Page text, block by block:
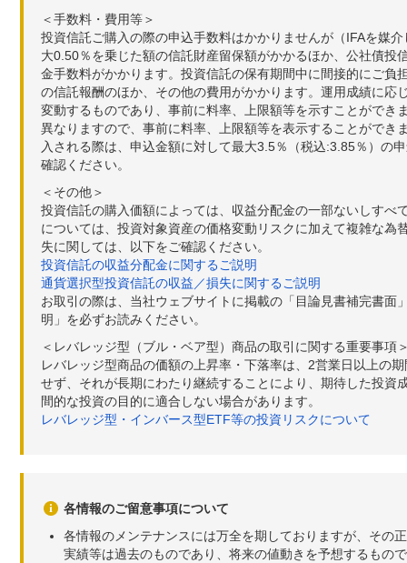
＜手数料・費用等＞
投資信託ご購入の際の申込手数料はかかりませんが（IFAを媒
大0.50％を乗じた額の信託財産留保額がかかるほか、公社債
金手数料がかかります。投資信託の保有期間中に間接的にご
の信託報酬のほか、その他の費用がかかります。運用成績に
変動するものであり、事前に料率、上限額等を示すことがで
異なりますので、事前に料率、上限額等を表示することがで
入される際は、申込金額に対して最大3.5％（税込:3.85％）の
確認ください。
＜その他＞
投資信託の購入価額によっては、収益分配金の一部ないしす
については、投資対象資産の価格変動リスクに加えて複雑な
失に関しては、以下をご確認ください。
投資信託の収益分配金に関するご説明
通貨選択型投資信託の収益／損失に関するご説明
お取引の際は、当社ウェブサイトに掲載の「目論見書補完書
明」を必ずお読みください。
＜レバレッジ型（ブル・ベア型）商品の取引に関する重要事項
レバレッジ型商品の価額の上昇率・下落率は、2営業日以上の
せず、それが長期にわたり継続することにより、期待した投
間的な投資の目的に適合しない場合があります。
レバレッジ型・インバース型ETF等の投資リスクについて
各情報のご留意事項について
各情報のメンテナンスには万全を期しておりますが、その
実績等は過去のものであり、将来の値動きを予想するもの